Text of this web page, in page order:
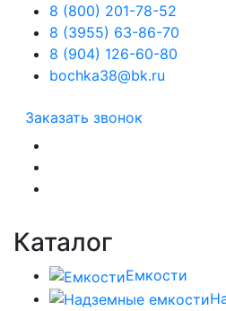
8 (800) 201-78-52
8 (3955) 63-86-70
8 (904) 126-60-80
bochka38@bk.ru
Заказать звонок
Каталог
Емкости